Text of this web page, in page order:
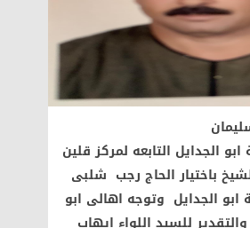
الجدايل التابعه لمركز قلين
باختيار الحاج رجب شلبى
ابو الجدايل وتوجه اهالى ابو